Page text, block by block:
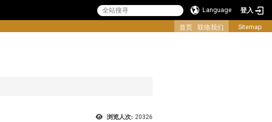
Language
登入
首页 联络我们 Sitemap
浏览人次: 20326